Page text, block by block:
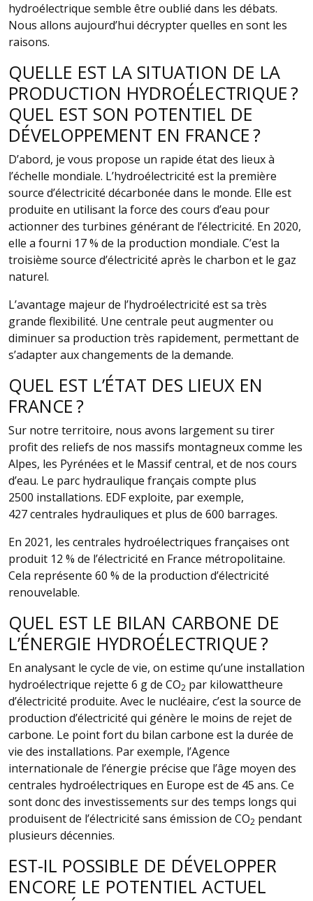
hydroélectrique semble être oublié dans les débats.
Nous allons aujourd’hui décrypter quelles en sont les
raisons.
QUELLE EST LA SITUATION DE LA
PRODUCTION HYDROÉLECTRIQUE ?
QUEL EST SON POTENTIEL DE
DÉVELOPPEMENT EN FRANCE ?
D’abord, je vous propose un rapide état des lieux à
l’échelle mondiale. L’hydroélectricité est la première
source d’électricité décarbonée dans le monde. Elle est
produite en utilisant la force des cours d’eau pour
actionner des turbines générant de l’électricité. En 2020,
elle a fourni 17 % de la production mondiale. C’est la
troisième source d’électricité après le charbon et le gaz
naturel.
L’avantage majeur de l’hydroélectricité est sa très
grande flexibilité. Une centrale peut augmenter ou
diminuer sa production très rapidement, permettant de
s’adapter aux changements de la demande.
QUEL EST L’ÉTAT DES LIEUX EN
FRANCE ?
Sur notre territoire, nous avons largement su tirer
profit des reliefs de nos massifs montagneux comme les
Alpes, les Pyrénées et le Massif central, et de nos cours
d’eau. Le parc hydraulique français compte plus
2500 installations. EDF exploite, par exemple,
427 centrales hydrauliques et plus de 600 barrages.
En 2021, les centrales hydroélectriques françaises ont
produit 12 % de l’électricité en France métropolitaine.
Cela représente 60 % de la production d’électricité
renouvelable.
QUEL EST LE BILAN CARBONE DE
L’ÉNERGIE HYDROÉLECTRIQUE ?
En analysant le cycle de vie, on estime qu’une installation
hydroélectrique rejette 6 g de CO2 par kilowattheure
d’électricité produite. Avec le nucléaire, c’est la source de
production d’électricité qui génère le moins de rejet de
carbone. Le point fort du bilan carbone est la durée de
vie des installations. Par exemple, l’Agence
internationale de l’énergie précise que l’âge moyen des
centrales hydroélectriques en Europe est de 45 ans. Ce
sont donc des investissements sur des temps longs qui
produisent de l’électricité sans émission de CO2 pendant
plusieurs décennies.
EST-IL POSSIBLE DE DÉVELOPPER
ENCORE LE POTENTIEL ACTUEL